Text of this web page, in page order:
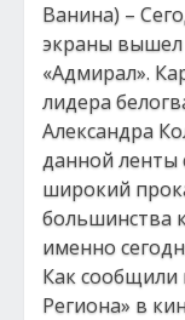
Ванина) –
экраны
«Адмирал».
лидера
Александра
данной ленты
широкий
большинства
именно
Как сообщили
Региона» в